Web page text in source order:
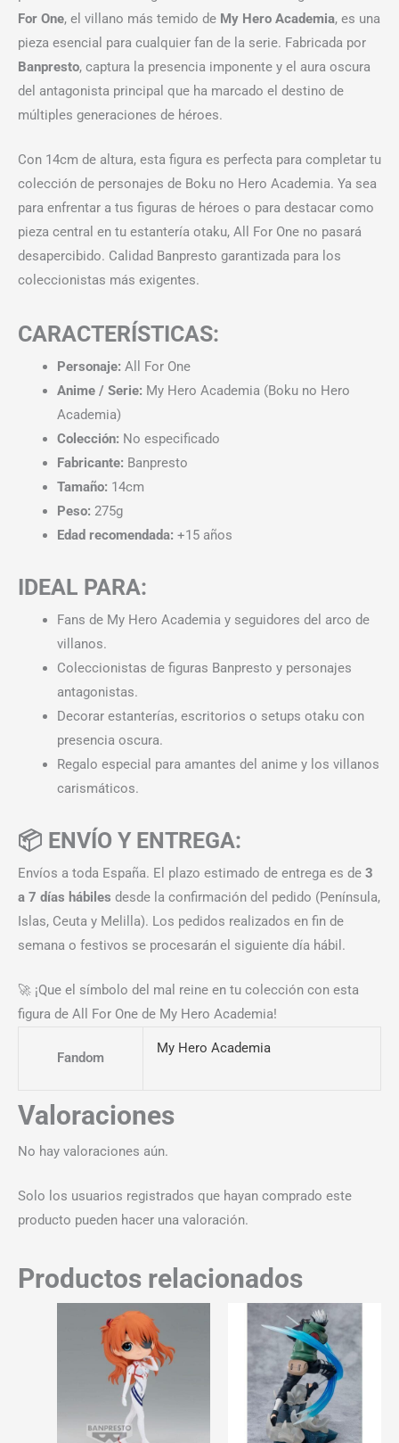
For One, el villano más temido de My Hero Academia, es una
pieza esencial para cualquier fan de la serie. Fabricada por
Banpresto, captura la presencia imponente y el aura oscura
del antagonista principal que ha marcado el destino de
múltiples generaciones de héroes.
Con 14cm de altura, esta figura es perfecta para completar tu
colección de personajes de Boku no Hero Academia. Ya sea
para enfrentar a tus figuras de héroes o para destacar como
pieza central en tu estantería otaku, All For One no pasará
desapercibido. Calidad Banpresto garantizada para los
coleccionistas más exigentes.
CARACTERÍSTICAS:
Personaje: All For One
Anime / Serie: My Hero Academia (Boku no Hero
Academia)
Colección: No especificado
Fabricante: Banpresto
Tamaño: 14cm
Peso: 275g
Edad recomendada: +15 años
IDEAL PARA:
Fans de My Hero Academia y seguidores del arco de
villanos.
Coleccionistas de figuras Banpresto y personajes
antagonistas.
Decorar estanterías, escritorios o setups otaku con
presencia oscura.
Regalo especial para amantes del anime y los villanos
carismáticos.
📦 ENVÍO Y ENTREGA:
Envíos a toda España. El plazo estimado de entrega es de 3
a 7 días hábiles desde la confirmación del pedido (Península,
Islas, Ceuta y Melilla). Los pedidos realizados en fin de
semana o festivos se procesarán el siguiente día hábil.
🚀 ¡Que el símbolo del mal reine en tu colección con esta
figura de All For One de My Hero Academia!
Fandom
My Hero Academia
Valoraciones
No hay valoraciones aún.
Solo los usuarios registrados que hayan comprado este
producto pueden hacer una valoración.
Productos relacionados